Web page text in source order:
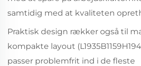
samtidig med at kvaliteten
Praktisk design rækker også til
kompakte layout
passer problemfrit ind i de fleste